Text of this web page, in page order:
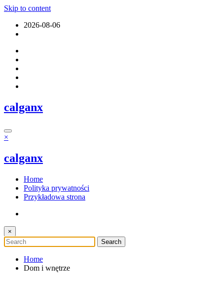
Skip to content
2026-08-06
calganx
×
calganx
Home
Polityka prywatności
Przykładowa strona
×
Home
Dom i wnętrze